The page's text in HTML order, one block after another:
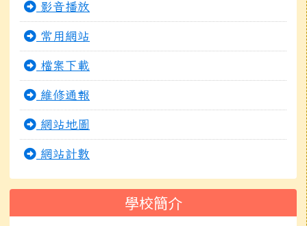
影音播放
常用網站
檔案下載
維修通報
網站地圖
網站計數
學校簡介